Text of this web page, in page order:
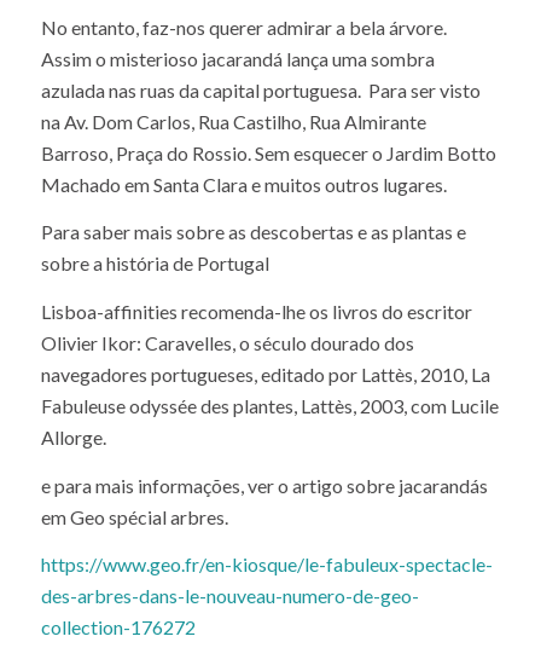
No entanto, faz-nos querer admirar a bela árvore.
Assim o misterioso jacarandá lança uma sombra
azulada nas ruas da capital portuguesa. Para ser visto
na Av. Dom Carlos, Rua Castilho, Rua Almirante
Barroso, Praça do Rossio. Sem esquecer o Jardim Botto
Machado em Santa Clara e muitos outros lugares.
Para saber mais sobre as descobertas e as plantas e
sobre a história de Portugal
Lisboa-affinities recomenda-lhe os livros do escritor
Olivier Ikor: Caravelles, o século dourado dos
navegadores portugueses, editado por Lattès, 2010, La
Fabuleuse odyssée des plantes, Lattès, 2003, com Lucile
Allorge.
e para mais informações, ver o artigo sobre jacarandás
em Geo spécial arbres.
https://www.geo.fr/en-kiosque/le-fabuleux-spectacle-
des-arbres-dans-le-nouveau-numero-de-geo-
collection-176272